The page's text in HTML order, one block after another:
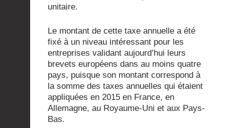
unitaire.
Le montant de cette taxe annuelle a été
fixé à un niveau intéressant pour les
entreprises validant aujourd’hui leurs
brevets européens dans au moins quatre
pays, puisque son montant correspond à
la somme des taxes annuelles qui étaient
appliquées en 2015 en France, en
Allemagne, au Royaume-Uni et aux Pays-
Bas.